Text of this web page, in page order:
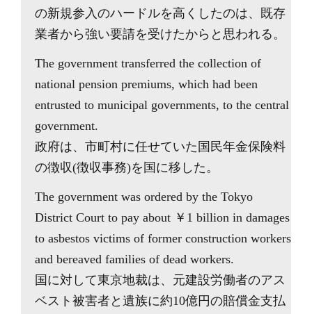
の新規参入のハードルを高くしたのは、既存
業者から強い要請を受けたからと思われる。
The government transferred the collection of
national pension premiums, which had been
entrusted to municipal governments, to the central
government.
政府は、市町村に任せていた国民年金保険料
の徴収(徴収事務)を国に移した。
The government was ordered by the Tokyo
District Court to pay about ￥1 billion in damages
to asbestos victims of former construction workers
and bereaved families of dead workers.
国に対して東京地裁は、元建設労働者のアス
ベスト被害者と遺族に約10億円の賠償金支払